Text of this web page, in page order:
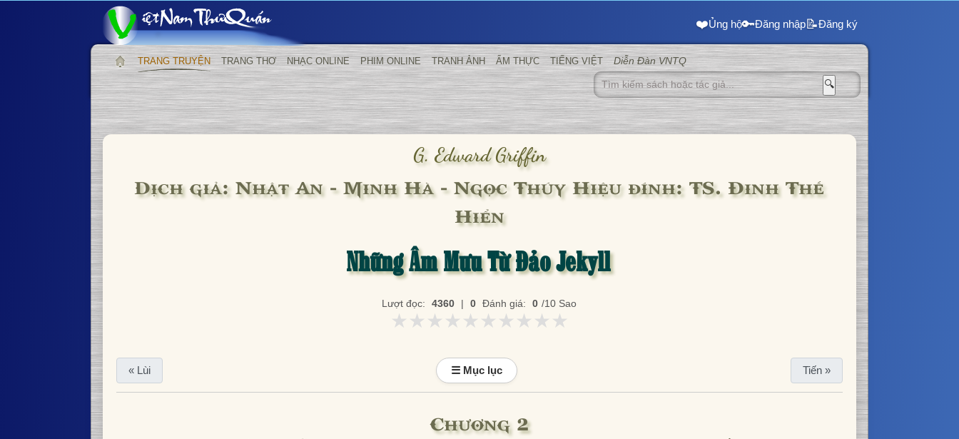
❤️Ủng hộ🔑Đăng nhập📝Đăng ký
TRANG TRUYỆN TRANG THƠ NHẠC ONLINE PHIM ONLINE TRANH ẢNH ẨM THỰC TIẾNG VIỆT Diễn Đàn VNTQ
🔍
G. Edward Griffin
Dịch giả: Nhật An - Minh Hà - Ngọc Thúy Hiệu đính: TS. Đinh Thế
Hiển
Những Âm Mưu Từ Đảo Jekyll
Lượt đọc: 4360 | 0 Đánh giá: 0 /10 Sao
★★★★★★★★★★
★★★★★★★★★★
« Lùi ☰ Mục lục Tiến »
Chương 2